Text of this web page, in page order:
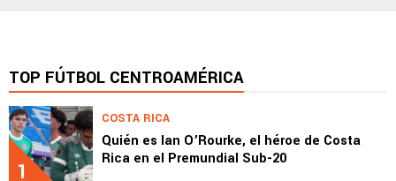
TOP FÚTBOL CENTROAMÉRICA
1
COSTA RICA
Quién es Ian O’Rourke, el héroe de Costa
Rica en el Premundial Sub-20